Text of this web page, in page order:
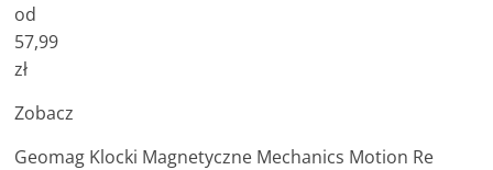
od
57,99
zł
Zobacz
Geomag Klocki Magnetyczne Mechanics Motion Re